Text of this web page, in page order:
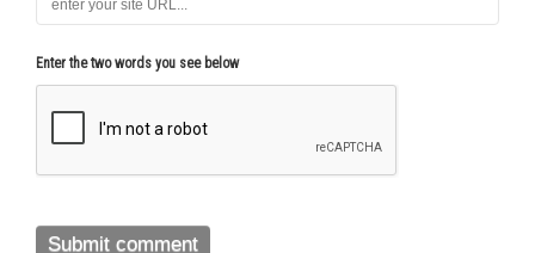
Enter the two words you see below